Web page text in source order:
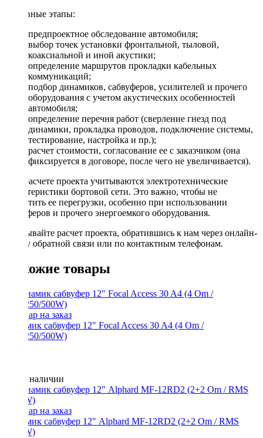
Основные этапы:
предпроектное обследование автомобиля;
выбор точек установки фронтальной, тыловой,
коаксиальной и иной акустики;
определение маршрутов прокладки кабельных
коммуникаций;
подбор динамиков, сабвуферов, усилителей и прочего
оборудования с учетом акустических особенностей
автомобиля;
определение перечня работ (сверление гнезд под
динамики, прокладка проводов, подключение системы,
тестирование, настройка и пр.);
расчет стоимости, согласование ее с заказчиком (она
фиксируется в договоре, после чего не увеличивается).
При расчете проекта учитываются электротехнические
характеристики бортовой сети. Это важно, чтобы не
допустить ее перегрузки, особенно при использовании
сабвуферов и прочего энергоемкого оборудования.
Заказывайте расчет проекта, обратившись к нам через онлайн-
форму обратной связи или по контактным телефонам.
Похожие товары
Динамик сабвуфер 12" Focal Access 30 A4 (4 Om /
RMS250/500W)
Нет в наличии
Динамик сабвуфер 12" Alphard MF-12RD2 (2+2 Om / RMS
1200W)